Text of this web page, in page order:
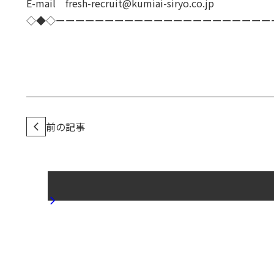
E-mail fresh-recruit@kumiai-siryo.co.jp
◇◆◇ーーーーーーーーーーーーーーーーーーーーーー
前の記事